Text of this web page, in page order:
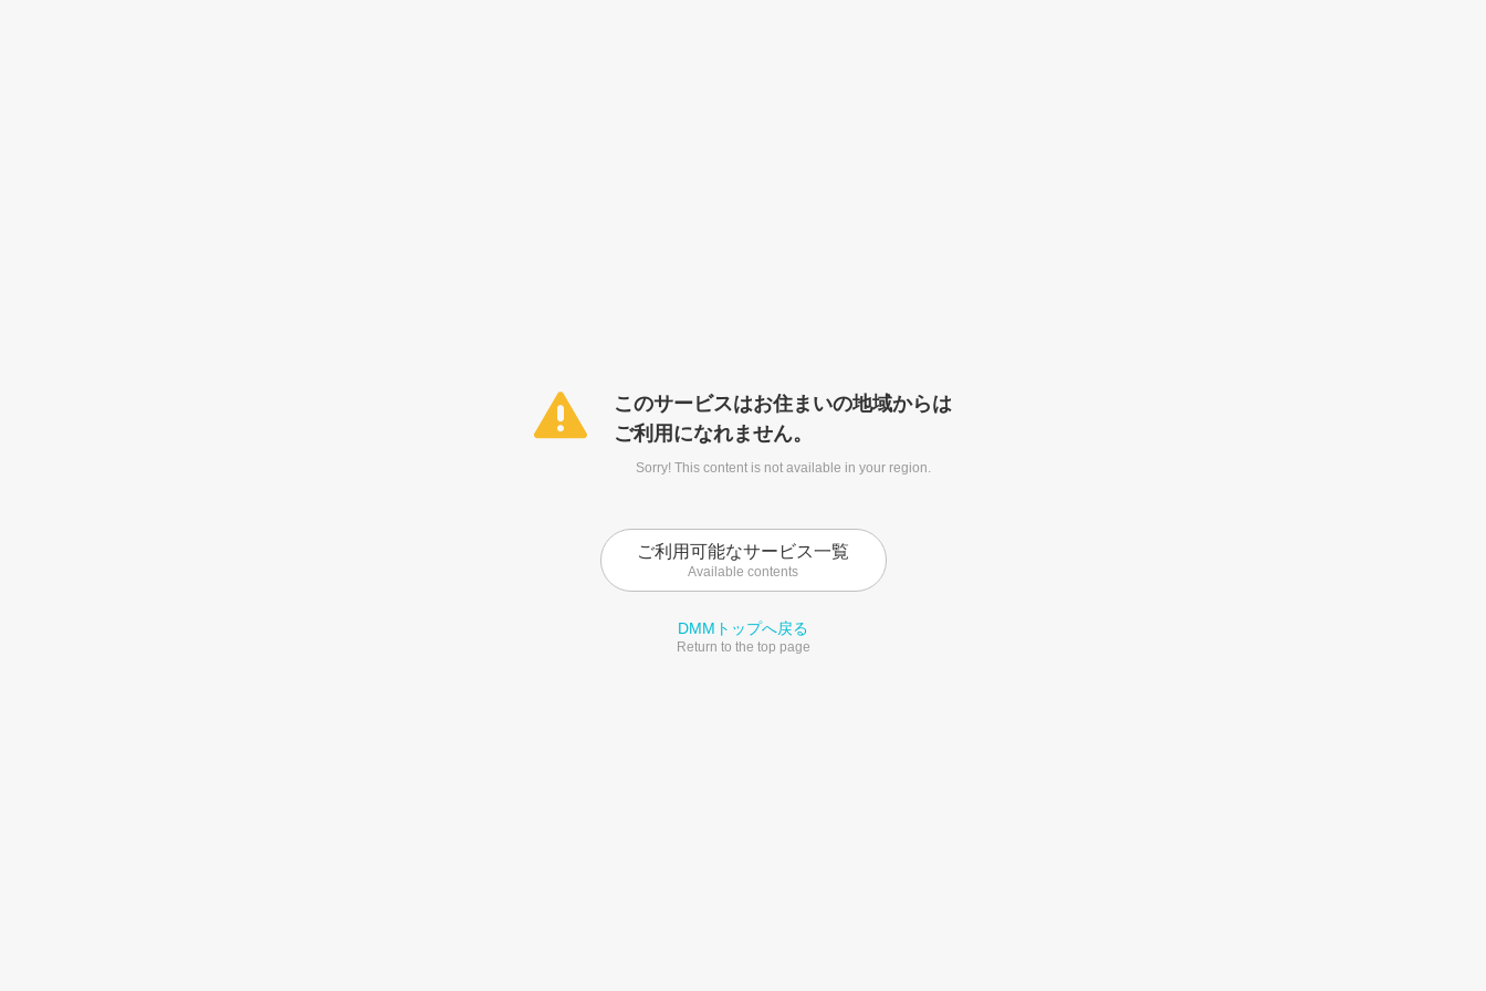
このサービスはお住まいの地域からは
ご利用になれません。
Sorry! This content is not available in your region.
ご利用可能なサービス一覧
Available contents
DMMトップへ戻る
Return to the top page